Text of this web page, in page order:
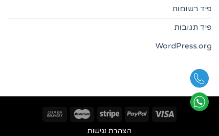
פיד רשומות
פיד תגובות
WordPress.org
הצהרת נגישות